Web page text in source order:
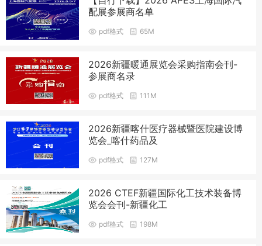
配展参展商名单
pdf格式 65M
2026新疆暖通展览会采购指南会刊-
参展商名录
pdf格式 111M
2026新疆喀什医疗器械暨医院建设博
览会_喀什药品及
pdf格式 127M
2026 CTEF新疆国际化工技术装备博
览会会刊-新疆化工
pdf格式 198M